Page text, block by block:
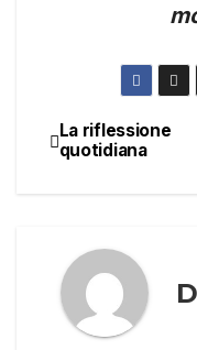
La riflessione
quotidiana